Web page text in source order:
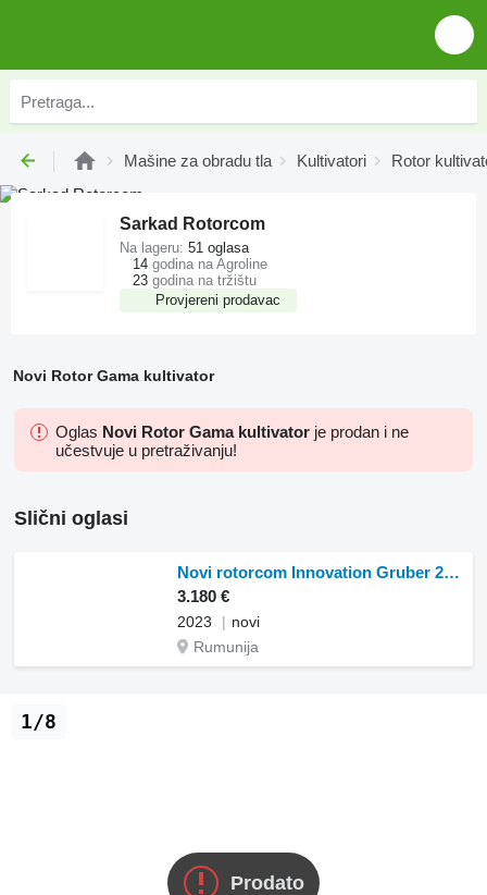
Mašine za obradu tla Kultivatori Rotor
Sarkad Rotorcom
Provjereni prodavac
Na lageru: 51 oglasa
14 godina na Agroline
23 godina na tržištu
Novi Rotor Gama kultivator
Oglas Novi Rotor Gama kultivator je prodan i ne
učestvuje u pretraživanju!
Slični oglasi
Novi rotorcom Innovation Gruber 210cm/5cutit
3.180 €
2023
novi
Rumunija
Prodato
1/8